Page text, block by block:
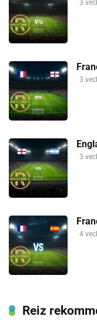
3
3
3
4
Reiz